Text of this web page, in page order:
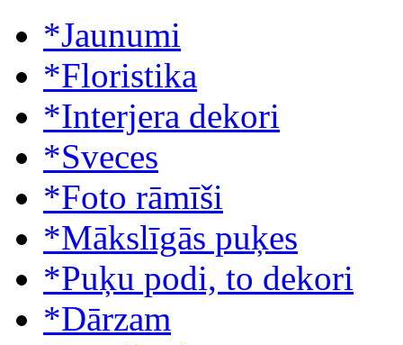
*Jaunumi
*Floristika
*Interjera dekori
*Sveces
*Foto rāmīši
*Mākslīgās puķes
*Puķu podi, to dekori
*Dārzam